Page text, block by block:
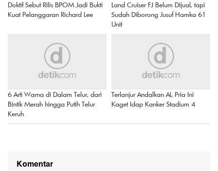
Doktif Sebut Rilis BPOM Jadi Bukti
Kuat Pelanggaran Richard Lee
Land Cruiser FJ Belum Dijual, tapi
Sudah Diborong Jusuf Hamka 61
Unit
6 Arti Warna di Dalam Telur, dari
Bintik Merah hingga Putih Telur
Keruh
Terlanjur Andalkan AI, Pria Ini
Kaget Idap Kanker Stadium 4
Komentar